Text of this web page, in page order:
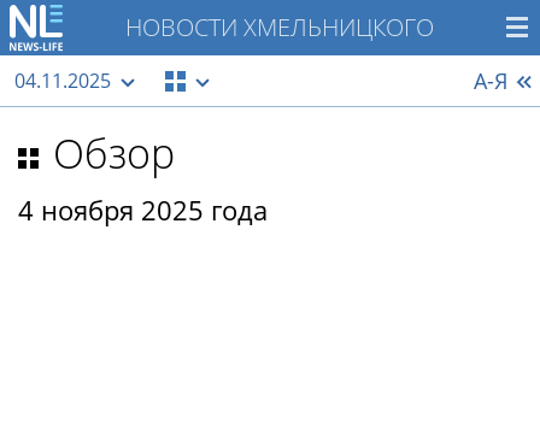
НОВОСТИ ХМЕЛЬНИЦКОГО
04.11.2025 А-Я
Обзор
4 ноября 2025 года